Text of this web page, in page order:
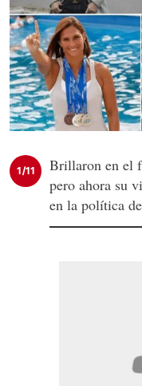
1/11
Brillaron en el
pero ahora su
en la política